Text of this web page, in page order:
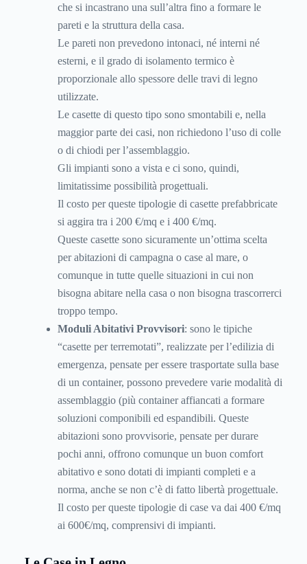
che si incastrano una sull’altra fino a formare le
pareti e la struttura della casa.
Le pareti non prevedono intonaci, né interni né
esterni, e il grado di isolamento termico è
proporzionale allo spessore delle travi di legno
utilizzate.
Le casette di questo tipo sono smontabili e, nella
maggior parte dei casi, non richiedono l’uso di colle
o di chiodi per l’assemblaggio.
Gli impianti sono a vista e ci sono, quindi,
limitatissime possibilità progettuali.
Il costo per queste tipologie di casette prefabbricate
si aggira tra i 200 €/mq e i 400 €/mq.
Queste casette sono sicuramente un’ottima scelta
per abitazioni di campagna o case al mare, o
comunque in tutte quelle situazioni in cui non
bisogna abitare nella casa o non bisogna trascorrerci
troppo tempo.
Moduli Abitativi Provvisori: sono le tipiche
“casette per terremotati”, realizzate per l’edilizia di
emergenza, pensate per essere trasportate sulla base
di un container, possono prevedere varie modalità di
assemblaggio (più container affiancati a formare
soluzioni componibili ed espandibili. Queste
abitazioni sono provvisorie, pensate per durare
pochi anni, offrono comunque un buon comfort
abitativo e sono dotati di impianti completi e a
norma, anche se non c’è di fatto libertà progettuale.
Il costo per queste tipologie di case va dai 400 €/mq
ai 600€/mq, comprensivi di impianti.